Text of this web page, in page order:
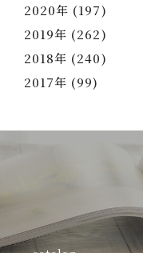
2020年 (197)
2019年 (262)
2018年 (240)
2017年 (99)